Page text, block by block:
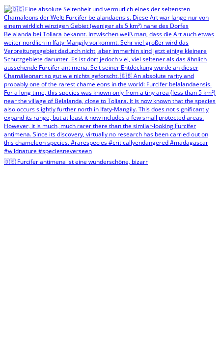
🇩🇪 Furcifer antimena ist eine wunderschöne, bizarr